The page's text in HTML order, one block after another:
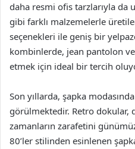
daha resmi ofis tarzlarıyla da
gibi farklı malzemelerle
seçenekleri ile geniş bir
kombinlerde, jean pantolon
etmek için ideal bir tercih
Son yıllarda, şapka
görülmektedir. Retro dokular,
zamanların zarafetini
80’ler stilinden esinlenen